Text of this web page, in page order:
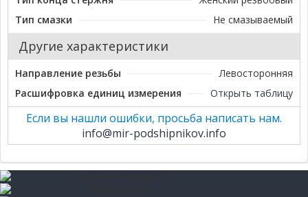
Тип смазки
Не смазываемый
Другие характеристики
Направление резьбы
Левосторонняя
Расшифровка единиц измерения
Открыть таблицу
Если вы нашли ошибки, просьба написать нам.
info@mir-podshipnikov.info